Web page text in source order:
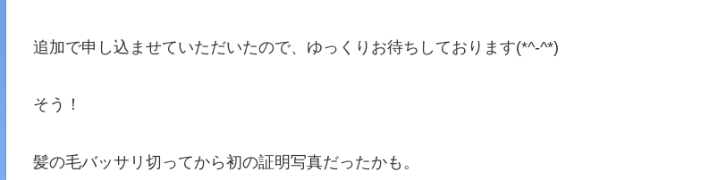
追加で申し込ませていただいたので、ゆっくりお待ちしております(*^-^*)
そう！
髪の毛バッサリ切ってから初の証明写真だったかも。